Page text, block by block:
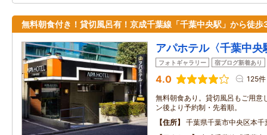
無料朝食付き！貸切風呂有！京成千葉線「千葉中央駅」から徒歩
アパホテル〈千葉中央
フォトギャラリー 宿ブログ新着あり
4.0 125件
無料朝食あり。貸切風呂もご用意
ン後より予約制・先着順。
住所
千葉県千葉市中央区本千